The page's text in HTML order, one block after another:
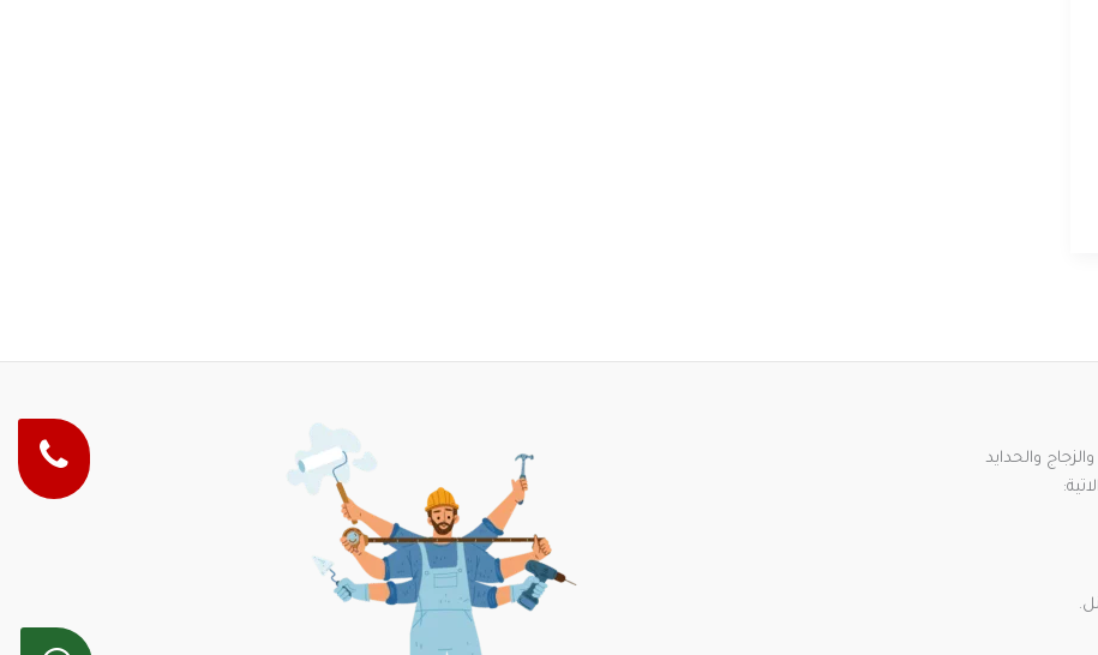
والحدايد